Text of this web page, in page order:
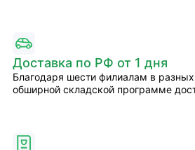
Доставка по РФ от 1 дня
Благодаря шести филиалам в
обширной складской программе